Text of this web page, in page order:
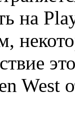
на
West